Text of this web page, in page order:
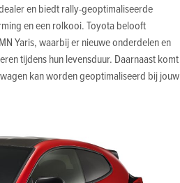
en biedt rally-geoptimaliseerde
en een rolkooi. Toyota belooft
Yaris, waarbij er nieuwe onderdelen en
tijdens hun levensduur. Daarnaast komt
kan worden geoptimaliseerd bij jouw